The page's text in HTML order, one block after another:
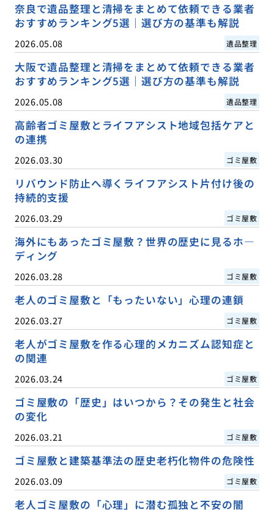
奈良で遺品整理と清掃をまとめて依頼できる業者
おすすめランキング5選｜選び方の基準も解説
2026.05.08 遺品整理
大阪で遺品整理と清掃をまとめて依頼できる業者
おすすめランキング5選｜選び方の基準も解説
2026.05.08 遺品整理
高齢者ゴミ屋敷とライフアシスト地域包括ケアと
の連携
2026.03.30 ゴミ屋敷
リバウンド防止へ導くライフアシスト片付け後の
持続的支援
2026.03.29 ゴミ屋敷
海外にもあったゴミ屋敷？世界の歴史に見るホ―
ディング
2026.03.28 ゴミ屋敷
老人のゴミ屋敷と「もったいない」心理の連鎖
2026.03.27 ゴミ屋敷
老人がゴミ屋敷を作る心理的メカニズム認知症と
の関連
2026.03.24 ゴミ屋敷
ゴミ屋敷の「歴史」はいつから？その発生と社会
の変化
2026.03.21 ゴミ屋敷
ゴミ屋敷と建築基準法の歴史老朽化物件の危険性
2026.03.09 ゴミ屋敷
老人ゴミ屋敷の「心理」に潜む孤独と不安の闇